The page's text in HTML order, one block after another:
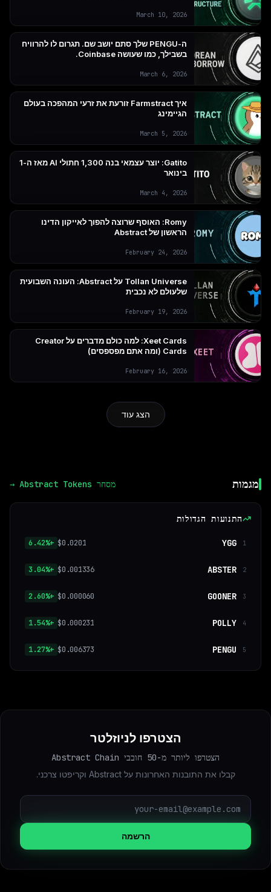
March 10, 2026
ה-PENGU שלך סתם יושב שם. תגרום לו להרוויח
בשבילך, כמו שעושה Coinbase.
March 6, 2026
איך Farmstract זורעת את זרעי המהפכה בעולם
הגיימינג
March 5, 2026
Gatito: יוצר עצמאי בנה 1,300 חתולי AI מאז ה-1
בינואר
March 4, 2026
Romy: האוסף שרוצה להפוך לאייקון הדינו
הראשון של Abstract
February 24, 2026
Tollan Universe על Abstract: העונה השבועית
שלעולם לא נכבית
February 19, 2026
Xeet Cards: למה כולם מדברים על Creator
Cards (ומה אתם מפספסים)
February 16, 2026
הצג עוד
מגמות מסחר
התנועות הגדולות
1
YGG
$0.0201
+6.42%
2
ABSTER
$0.001336
+3.04%
3
GOONER
$0.000060
+2.60%
4
POLLY
$0.000231
+1.54%
5
PENGU
$0.006373
+1.27%
הצטרפו לניוזלטר
הצטרפו ליותר מ-50 חובבי Abstract Chain
קבלו את התובנות האחרונות על Abstract וקריפטו צרכני.
הרשמה